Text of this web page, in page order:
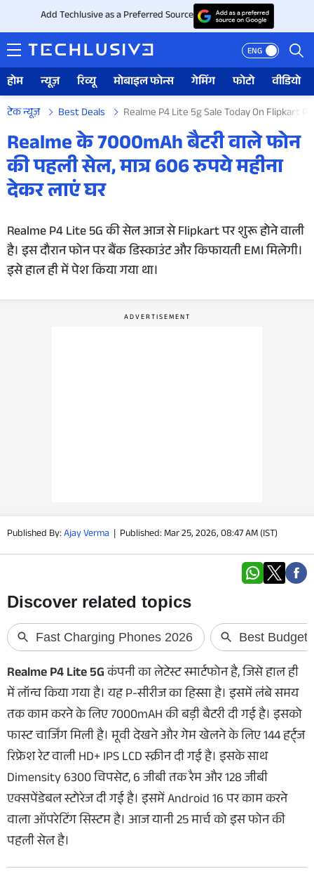
Add Techlusive as a Preferred Source
ENG
होम न्यूज़ रिव्यू मोबाइल फोन्स गेमिंग फोटो वीडियो
होम
न्यूज़
रिव्यू
मोबाइल फोन्स
गेमिंग
टेक न्यूज़ Best Deals Realme P4 Lite 5g Sale Today On Flipkart
Realme के 7000mAh बैटरी वाले फोन
की पहली सेल, मात्र 606 रुपये महीना
देकर लाएं घर
Realme P4 Lite 5G की सेल आज से Flipkart पर शुरू होने वाली
है। इस दौरान फोन पर बैंक डिस्काउंट और किफायती EMI मिलेगी।
इसे हाल ही में पेश किया गया था।
Published By:Ajay Verma | Published: Mar 25, 2026, 08:47 AM (IST)
Realme P4 Lite 5Gकंपनी का लेटेस्ट स्मार्टफोन है, जिसे हाल ही
में लॉन्च किया गया है। यह P-सीरीज का हिस्सा है। इसमें लंबे समय
तक काम करने के लिए 7000mAH की बड़ी बैटरी दी गई है। इसको
फास्ट चार्जिंग मिली है। मूवी देखने और गेम खेलने के लिए 144 हर्ट्ज
रिफ्रेश रेट वाली HD+ IPS LCD स्क्रीन दी गई है। इसके साथ
Dimensity 6300 चिपसेट, 6 जीबी तक रैम और 128 जीबी
एक्सपेंडेबल स्टोरेज दी गई है। इसमें Android 16 पर काम करने
वाला ऑपरेटिंग सिस्टम है। आज यानी 25 मार्च को इस फोन की
पहली सेल है।